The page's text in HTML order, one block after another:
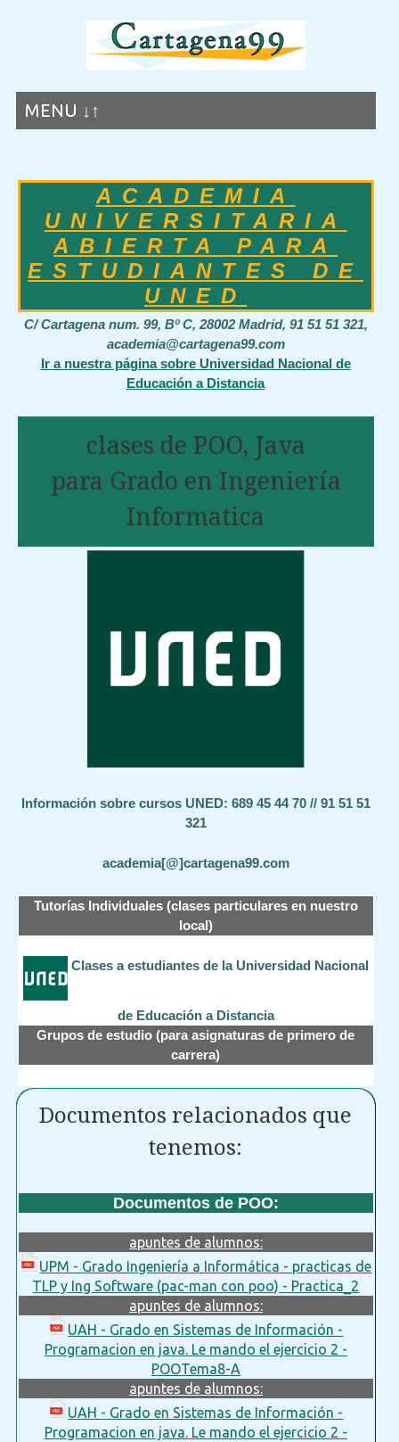
MENU ↓↑
ACADEMIA
UNIVERSITARIA
ABIERTA PARA
ESTUDIANTES DE
UNED
C/ Cartagena num. 99, Bº C, 28002 Madrid, 91 51 51 321,
academia@cartagena99.com
Ir a nuestra página sobre Universidad Nacional de
Educación a Distancia
clases de POO, Java
para Grado en Ingeniería
Informatica
Información sobre cursos UNED: 689 45 44 70 // 91 51 51
321
academia[@]cartagena99.com
Tutorías Individuales (clases particulares en nuestro
local)
Clases a estudiantes de la Universidad Nacional
de Educación a Distancia
Grupos de estudio (para asignaturas de primero de
carrera)
Documentos relacionados que
tenemos:
Documentos de POO:
apuntes de alumnos:
UPM - Grado Ingeniería a Informática - practicas de
TLP y Ing Software (pac-man con poo) - Practica_2
apuntes de alumnos:
UAH - Grado en Sistemas de Información -
Programacion en java. Le mando el ejercicio 2 -
POOTema8-A
apuntes de alumnos:
UAH - Grado en Sistemas de Información -
Programacion en java. Le mando el ejercicio 2 -